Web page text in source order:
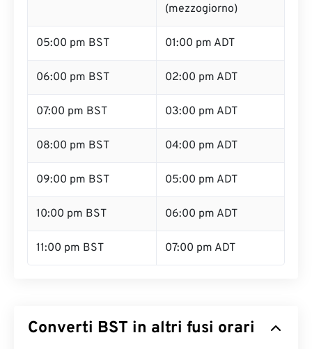
(mezzogiorno)
05:00 pm BST 01:00 pm ADT
06:00 pm BST 02:00 pm ADT
07:00 pm BST 03:00 pm ADT
08:00 pm BST 04:00 pm ADT
09:00 pm BST 05:00 pm ADT
10:00 pm BST 06:00 pm ADT
11:00 pm BST 07:00 pm ADT
Converti BST in altri fusi orari